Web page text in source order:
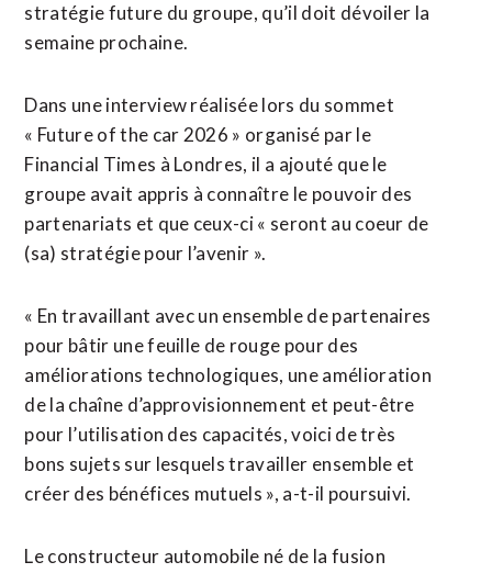
stratégie future du groupe, qu’il doit dévoiler la
semaine prochaine.
Dans une interview réalisée lors du sommet
« Future of the car 2026 » organisé par le
Financial ​Times à ‌Londres, il a ajouté que le
groupe avait ​appris à connaître ⁠le pouvoir des
partenariats et que ceux-ci « seront au coeur de
(sa) stratégie ‌pour l’avenir ».
« En travaillant avec ‌un ensemble de partenaires
pour bâtir une feuille de rouge pour des
améliorations technologiques, une amélioration
de la chaîne d’approvisionnement et peut-être
pour l’utilisation des capacités, voici de ​très
bons sujets sur lesquels travailler ensemble et
créer des bénéfices mutuels », a-t-il poursuivi.
Le constructeur automobile né de la fusion